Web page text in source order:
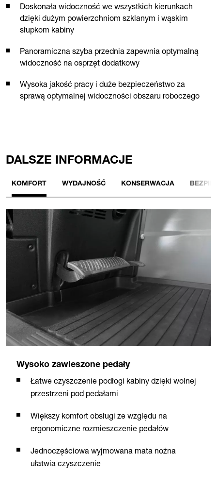
Doskonała widoczność we wszystkich kierunkach
dzięki dużym powierzchniom szklanym i wąskim
słupkom kabiny
Panoramiczna szyba przednia zapewnia optymalną
widoczność na osprzęt dodatkowy
Wysoka jakość pracy i duże bezpieczeństwo za
sprawą optymalnej widoczności obszaru roboczego
DALSZE INFORMACJE
KOMFORT WYDAJNOŚĆ KONSERWACJA
Wysoko zawieszone pedały
Łatwe czyszczenie podłogi kabiny dzięki wolnej
przestrzeni pod pedałami
Większy komfort obsługi ze względu na
ergonomiczne rozmieszczenie pedałów
Jednoczęściowa wyjmowana mata nożna
ułatwia czyszczenie